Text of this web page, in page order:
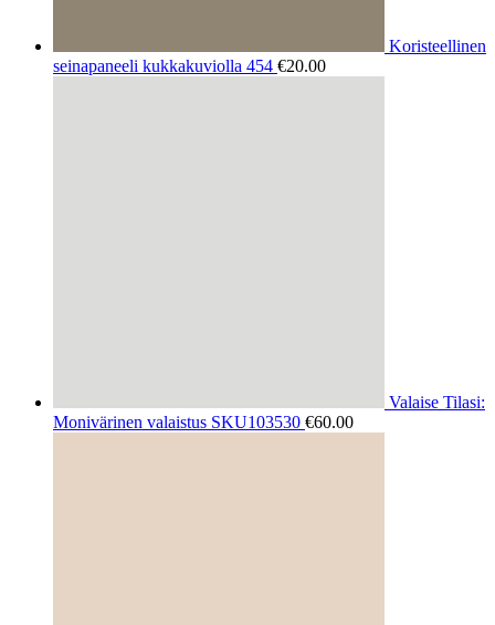
Koristeellinen
seinapaneeli kukkakuviolla 454 €20.00
Valaise Tilasi:
Monivärinen valaistus SKU103530 €60.00